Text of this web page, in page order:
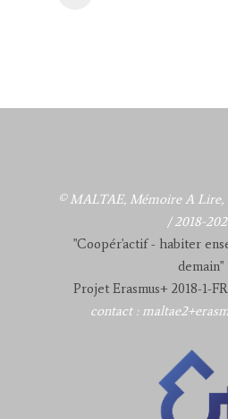
© MALTAE, Mémoire A
/ 2018-
"Coopér'actif - habiter
demain"
Projet Erasmus+ 2018-1-
contact :